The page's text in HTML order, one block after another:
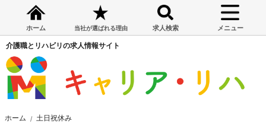
ホーム 当社が選ばれる理由 求人検索 メニュー
介護職とリハビリの求人情報サイト
ホーム 土日祝休み